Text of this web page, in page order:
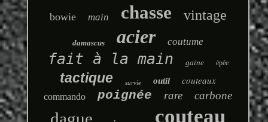
bowie main chasse vintage
damascus acier coutume
fait à la main gaine épée
tactique survie outil couteaux
commando poignée rare carbone
couteau